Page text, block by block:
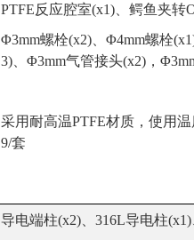
PTFE反应腔室(x1)、鳄鱼夹转
Φ3mm螺栓(x2)、Φ4mm螺栓
3)、Φ3mm气管接头(x2)，
采用耐高温PTFE材质，使用
9/套
导电端柱(x2)、316L导电柱(x1)